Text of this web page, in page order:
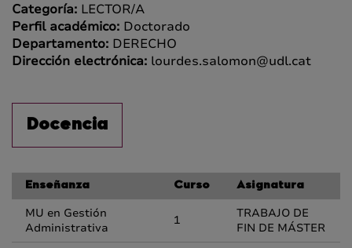
Categoría: LECTOR/A
Perfil académico: Doctorado
Departamento: DERECHO
Dirección electrónica: lourdes.salomon@udl.cat
Docencia
Enseñanza Curso Asignatura
MU en Gestión
Administrativa
1
TRABAJO DE
FIN DE MÁSTER